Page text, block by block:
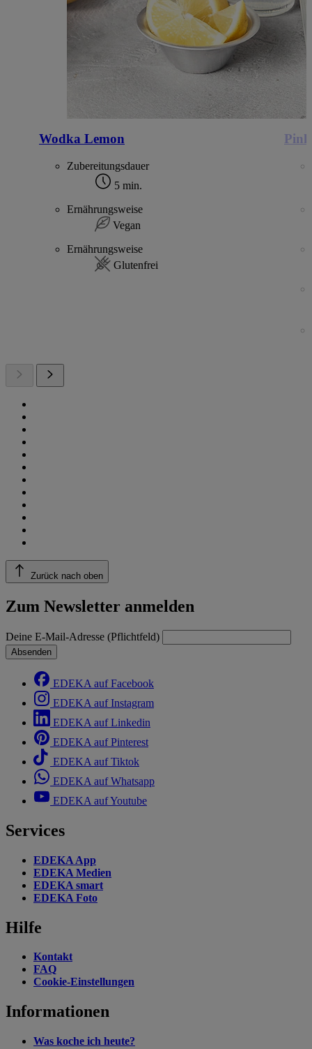
Wodka Lemon
Zubereitungsdauer
5 min.
Ernährungsweise
Vegan
Ernährungsweise
Glutenfrei
Zurück nach oben
Zum Newsletter anmelden
Deine E-Mail-Adresse (Pflichtfeld)
Absenden
EDEKA auf Facebook
EDEKA auf Instagram
EDEKA auf Linkedin
EDEKA auf Pinterest
EDEKA auf Tiktok
EDEKA auf Whatsapp
EDEKA auf Youtube
Services
EDEKA App
EDEKA Medien
EDEKA smart
EDEKA Foto
Hilfe
Kontakt
FAQ
Cookie-Einstellungen
Informationen
Was koche ich heute?